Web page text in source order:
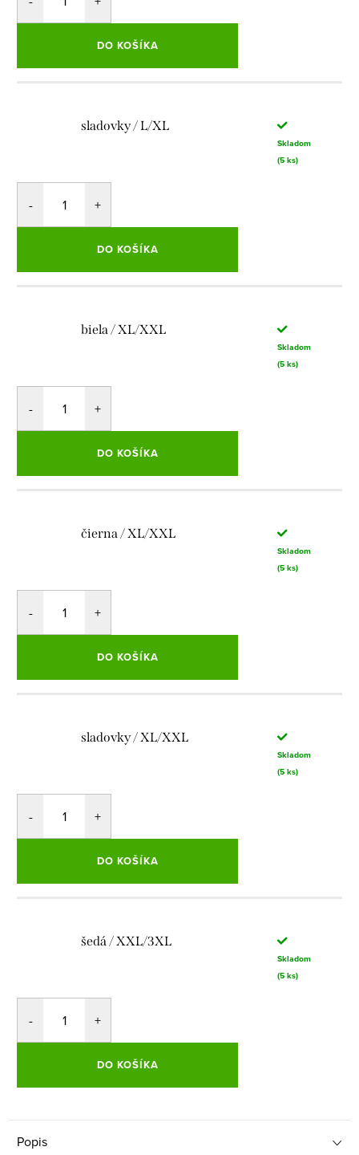
DO KOŠÍKA
sladovky / L/XL
Skladom
(5 ks)
DO KOŠÍKA
biela / XL/XXL
Skladom
(5 ks)
DO KOŠÍKA
čierna / XL/XXL
Skladom
(5 ks)
DO KOŠÍKA
sladovky / XL/XXL
Skladom
(5 ks)
DO KOŠÍKA
šedá / XXL/3XL
Skladom
(5 ks)
DO KOŠÍKA
Popis